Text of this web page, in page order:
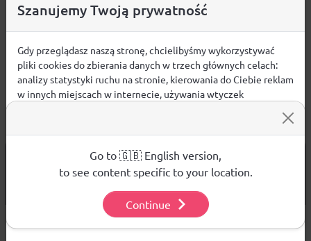
DARMOWA WYSYŁKAod 299 PLN
NA ZWROT TOWARU
Sprzedaż hurtowa
Szanujemy Twoją prywatność
Gdy przeglądasz naszą stronę, chcielibyśmy wykorzystywać
pliki cookies do zbierania danych w trzech głównych celach:
analizy statystyki ruchu na stronie, kierowania do Ciebie reklam
w innych miejscach w internecie, używania wtyczek
używanych plików cookies.
Aby dowiedzieć się więcej o plikach cookie i tym, jak
wykorzystujemy Twoje dane, odwiedź naszą Polityką
Go to 🇬🇧 English version,
to see content specific to your location.
Continue